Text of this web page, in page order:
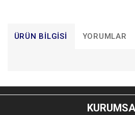
ÜRÜN BILGISI YORUMLAR
Bu ürünün fiyat bilgisi, resim, ürün
konularda yetersiz gördüğünüz
kullanarak tarafımıza iletebilirsiniz.